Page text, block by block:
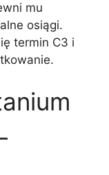
mu
osiągi.
termin C3 i